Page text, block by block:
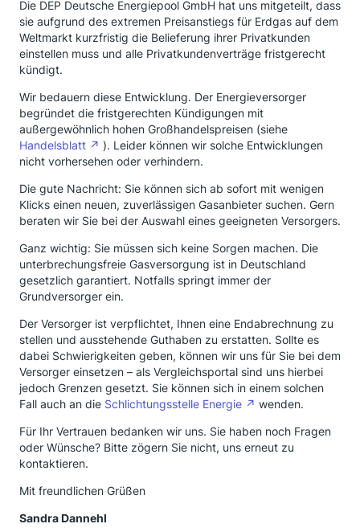
Die DEP Deutsche Energiepool GmbH hat uns mitgeteilt, dass
sie aufgrund des extremen Preisanstiegs für Erdgas auf dem
Weltmarkt kurzfristig die Belieferung ihrer Privatkunden
einstellen muss und alle Privatkundenverträge fristgerecht
kündigt.
Wir bedauern diese Entwicklung. Der Energieversorger
begründet die fristgerechten Kündigungen mit
außergewöhnlich hohen Großhandelspreisen (siehe
Handelsblatt
). Leider können wir solche Entwicklungen
nicht vorhersehen oder verhindern.
Die gute Nachricht: Sie können sich ab sofort mit wenigen
Klicks einen neuen, zuverlässigen Gasanbieter suchen. Gern
beraten wir Sie bei der Auswahl eines geeigneten Versorgers.
Ganz wichtig: Sie müssen sich keine Sorgen machen. Die
unterbrechungsfreie Gasversorgung ist in Deutschland
gesetzlich garantiert. Notfalls springt immer der
Grundversorger ein.
Der Versorger ist verpflichtet, Ihnen eine Endabrechnung zu
stellen und ausstehende Guthaben zu erstatten. Sollte es
dabei Schwierigkeiten geben, können wir uns für Sie bei dem
Versorger einsetzen – als Vergleichsportal sind uns hierbei
jedoch Grenzen gesetzt. Sie können sich in einem solchen
Fall auch an die Schlichtungsstelle Energie
wenden.
Für Ihr Vertrauen bedanken wir uns. Sie haben noch Fragen
oder Wünsche? Bitte zögern Sie nicht, uns erneut zu
kontaktieren.
Mit freundlichen Grüßen
Sandra Dannehl